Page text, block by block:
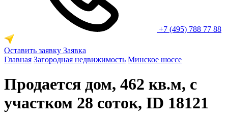
+7 (495) 788 77 88
Оставить заявку Заявка
Главная Загородная недвижимость Минское шоссе
Продается дом, 462 кв.м, с
участком 28 соток, ID 18121